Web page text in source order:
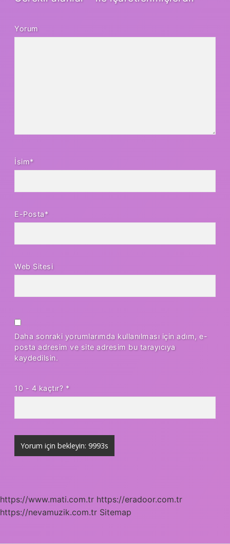
Yorum
İsim*
E-Posta*
Web Sitesi
Daha sonraki yorumlarımda kullanılması için adım, e-
posta adresim ve site adresim bu tarayıcıya
kaydedilsin.
10 - 4 kaçtır? *
https://www.mati.com.tr https://eradoor.com.tr
https://nevamuzik.com.tr Sitemap